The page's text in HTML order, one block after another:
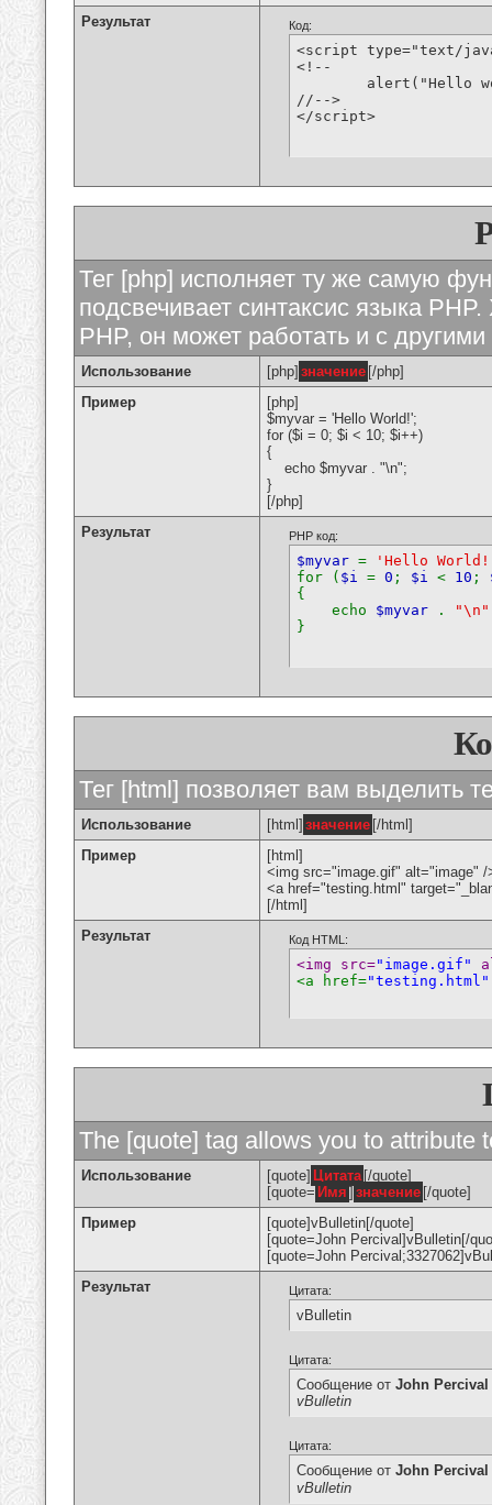
Результат
Код:
<script type="text/
<!--
//-->
</script>
Тег [php] исполняет ту же самую
подсвечивает синтаксис языка
PHP, он может работать и с
Использование [php] значение [/php]
Пример
[php]
$myvar = 'Hello World!';
for ($i = 0; $i < 10; $i++)
{
echo $myvar . "\n";
}
[/php]
Результат
PHP код:
$myvar =
'Hello
for ( $i = 0 ; $i < 10 ;
{
echo $myvar . "\n"
}
Тег [html] позволяет вам выделить
Использование [html] значение [/html]
Пример
[html]
<img src="image.gif" alt="image" /
<a href="testing.html"
[/html]
Результат
Код HTML:
<img src="image.gif"
<a href="testing.html"
The [quote] tag allows you to attribute
Использование [quote] Цитата [/quote]
[quote= Имя ] значение [/quote]
Пример
[quote]vBulletin[/quote]
[quote=John Percival]vBulletin[/
[quote=John
Результат
Цитата:
vBulletin
Цитата:
Сообщение от John Percival
vBulletin
Цитата:
Сообщение от John Percival
vBulletin